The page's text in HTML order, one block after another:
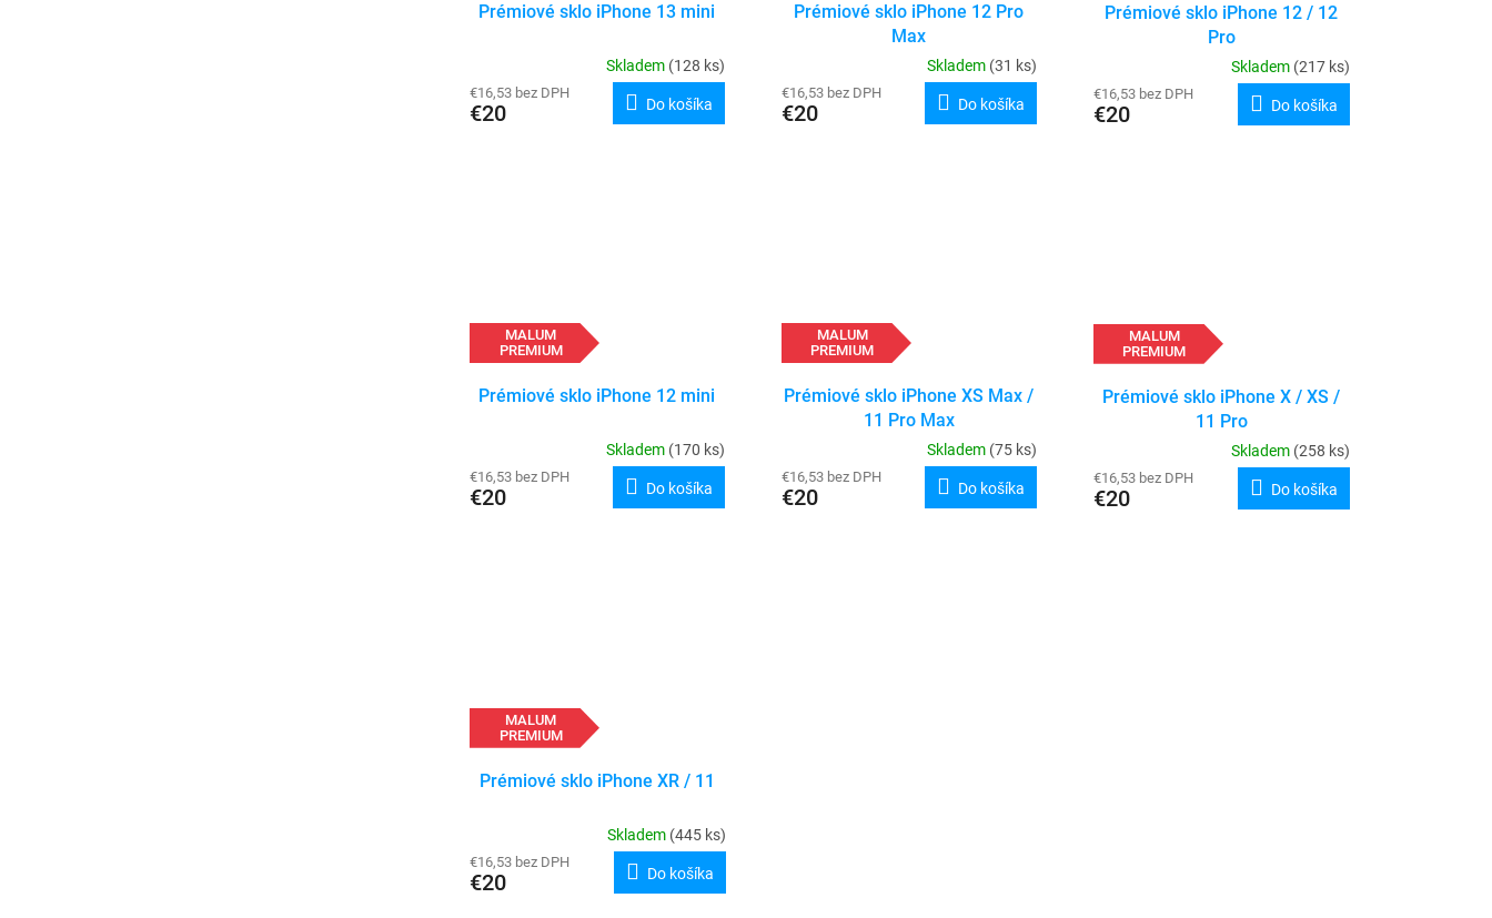
Prémiové sklo iPhone 13 mini
Skladem (128 ks)
€16,53 bez DPH
€20 Do košíka
Prémiové sklo iPhone 12 Pro
Max
Skladem (31 ks)
€16,53 bez DPH
€20 Do košíka
Prémiové sklo iPhone 12 / 12
Pro
Skladem (217 ks)
€16,53 bez DPH
€20 Do košíka
MALUM
PREMIUM
Prémiové sklo iPhone 12 mini
Skladem (170 ks)
€16,53 bez DPH
€20 Do košíka
MALUM
PREMIUM
Prémiové sklo iPhone XS Max /
11 Pro Max
Skladem (75 ks)
€16,53 bez DPH
€20 Do košíka
MALUM
PREMIUM
Prémiové sklo iPhone X / XS /
11 Pro
Skladem (258 ks)
€16,53 bez DPH
€20 Do košíka
MALUM
PREMIUM
Prémiové sklo iPhone XR / 11
Skladem (445 ks)
€16,53 bez DPH
€20 Do košíka